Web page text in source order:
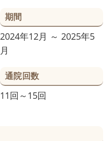
期間
2024年12月 ～ 2025年5
月
通院回数
11回～15回